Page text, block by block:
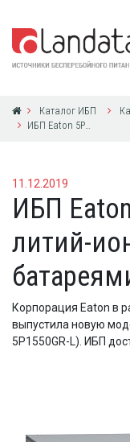
Каталог ИБП
ИБП Eaton 5P 1550 ВА с литий-ионными (Li-ion) батареями
11.12.2019
ИБП
литий-
Корпорация Eaton в
выпустила новую
5P1550GR-L). ИБП